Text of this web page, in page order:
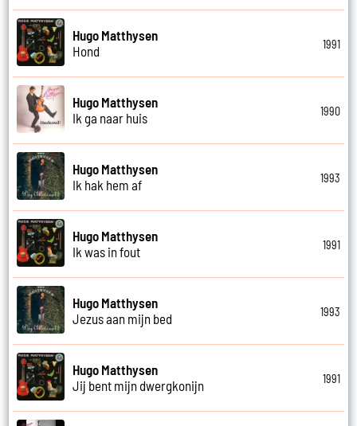
Hugo Matthysen
Hond
1991
Hugo Matthysen
Ik ga naar huis
1990
Hugo Matthysen
Ik hak hem af
1993
Hugo Matthysen
Ik was in fout
1991
Hugo Matthysen
Jezus aan mijn bed
1993
Hugo Matthysen
Jij bent mijn dwergkonijn
1991